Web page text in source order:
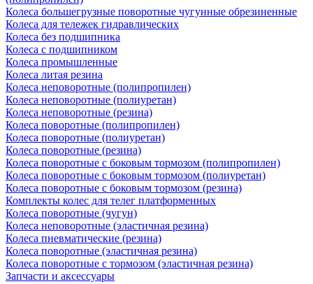
Колеса большегрузные поворотные чугунные обрезиненные
Колеса для тележек гидравлических
Колеса без подшипника
Колеса с подшипником
Колеса промышленные
Колеса литая резина
Колеса неповоротные (полипропилен)
Колеса неповоротные (полиуретан)
Колеса неповоротные (резина)
Колеса поворотные (полипропилен)
Колеса поворотные (полиуретан)
Колеса поворотные (резина)
Колеса поворотные c боковым тормозом (полипропилен)
Колеса поворотные c боковым тормозом (полиуретан)
Колеса поворотные c боковым тормозом (резина)
Комплекты колес для телег платформенных
Колеса поворотные (чугун)
Колеса неповоротные (эластичная резина)
Колеса пневматические (резина)
Колеса поворотные (эластичная резина)
Колеса поворотные c тормозом (эластичная резина)
Запчасти и аксессуары